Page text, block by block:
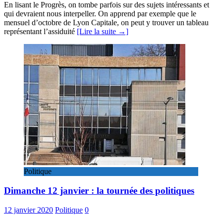
En lisant le Progrès, on tombe parfois sur des sujets intéressants et
qui devraient nous interpeller. On apprend par exemple que le
mensuel d’octobre de Lyon Capitale, on peut y trouver un tableau
représentant l’assiduité [Lire la suite →]
Politique
Dimanche 12 janvier : la tournée des politiques
12 janvier 2020 Politique 0